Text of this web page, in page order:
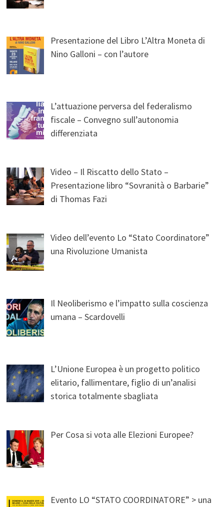
Presentazione del Libro L’Altra Moneta di
Nino Galloni – con l’autore
L’attuazione perversa del federalismo
fiscale – Convegno sull’autonomia
differenziata
Video – Il Riscatto dello Stato –
Presentazione libro “Sovranità o Barbarie”
di Thomas Fazi
Video dell’evento Lo “Stato Coordinatore”
una Rivoluzione Umanista
Il Neoliberismo e l’impatto sulla coscienza
umana – Scardovelli
L’Unione Europea è un progetto politico
elitario, fallimentare, figlio di un’analisi
storica totalmente sbagliata
Per Cosa si vota alle Elezioni Europee?
Evento LO “STATO COORDINATORE” > una